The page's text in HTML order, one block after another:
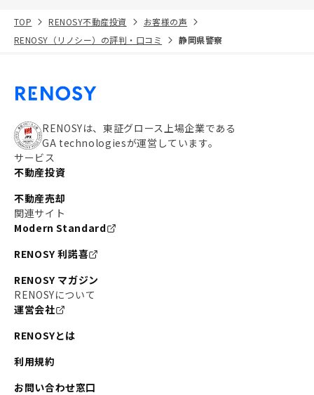
TOP RENOSY不動産投資
お客様の声
RENOSY（リノシー）の評判・口コミ
静岡県警察
RENOSYは、東証グロース上場企業である
GA technologiesが運営しています。
サービス
不動産投資
不動産売却
関連サイト
Modern Standard
RENOSY 利諾喜
RENOSY マガジン
RENOSYについて
運営会社
RENOSYとは
利用規約
お問い合わせ窓口